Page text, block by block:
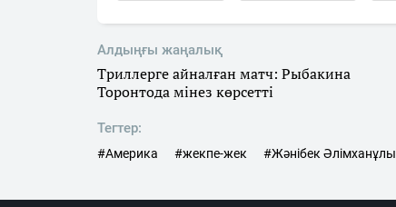
Алдыңғы жаңалық
Триллерге айналған матч: Рыбакина
Торонтода мінез көрсетті
Тегтер:
#Америка #жекпе-жек #Жәнібек Әлімханұлы